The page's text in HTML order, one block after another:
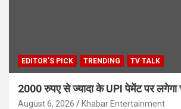
EDITOR'S PICK TRENDING TV TALK
2000 रुपए से ज्यादा के UPI पेमेंट पर लगेगा
August 6, 2026 Khabar Entertainment